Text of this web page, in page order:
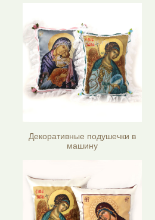
Декоративные подушечки в
машину